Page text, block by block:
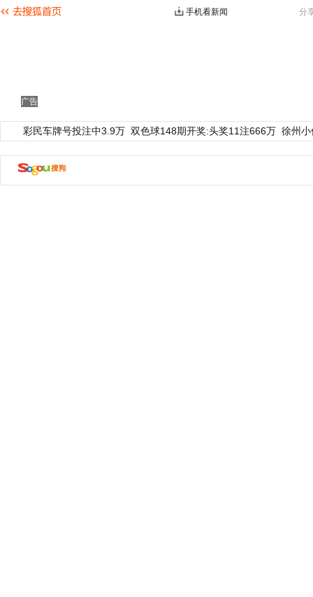
分
手机看新闻
广告
彩民车牌号投注中3.9万 双色球148期开奖:头奖11注666万 徐州